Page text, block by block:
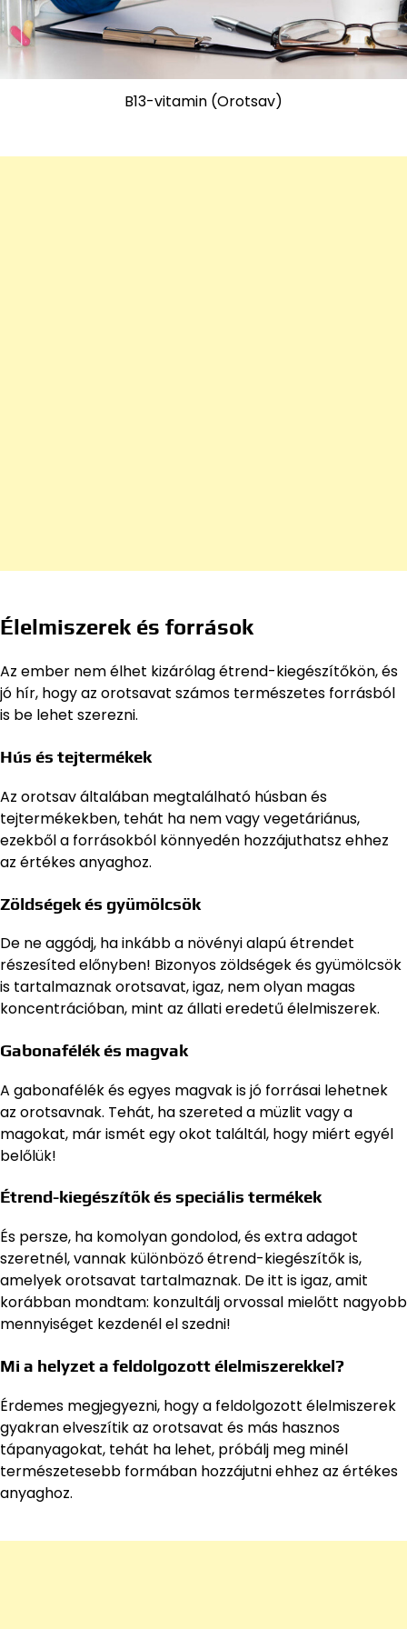
B13-vitamin (Orotsav)
Élelmiszerek és források
Az ember nem élhet kizárólag étrend-kiegészítőkön, és
jó hír, hogy az orotsavat számos természetes forrásból
is be lehet szerezni.
Hús és tejtermékek
Az orotsav általában megtalálható húsban és
tejtermékekben, tehát ha nem vagy vegetáriánus,
ezekből a forrásokból könnyedén hozzájuthatsz ehhez
az értékes anyaghoz.
Zöldségek és gyümölcsök
De ne aggódj, ha inkább a növényi alapú étrendet
részesíted előnyben! Bizonyos zöldségek és gyümölcsök
is tartalmaznak orotsavat, igaz, nem olyan magas
koncentrációban, mint az állati eredetű élelmiszerek.
Gabonafélék és magvak
A gabonafélék és egyes magvak is jó forrásai lehetnek
az orotsavnak. Tehát, ha szereted a müzlit vagy a
magokat, már ismét egy okot találtál, hogy miért egyél
belőlük!
Étrend-kiegészítők és speciális termékek
És persze, ha komolyan gondolod, és extra adagot
szeretnél, vannak különböző étrend-kiegészítők is,
amelyek orotsavat tartalmaznak. De itt is igaz, amit
korábban mondtam: konzultálj orvossal mielőtt nagyobb
mennyiséget kezdenél el szedni!
Mi a helyzet a feldolgozott élelmiszerekkel?
Érdemes megjegyezni, hogy a feldolgozott élelmiszerek
gyakran elveszítik az orotsavat és más hasznos
tápanyagokat, tehát ha lehet, próbálj meg minél
természetesebb formában hozzájutni ehhez az értékes
anyaghoz.